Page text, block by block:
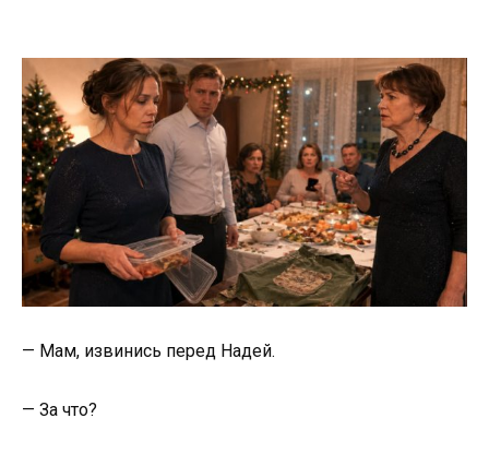
— Мам, извинись перед Надей.
— За что?